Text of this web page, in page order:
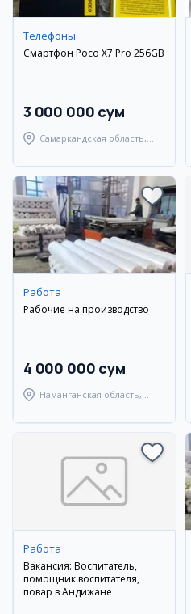
Телефоны
Смартфон Poco X7 Pro 256GB
3 000 000 сум
Самаркандская область,
Работа
Рабочие на производство
4 000 000 сум
Наманганская область,
Работа
Вакансия: Воспитатель,
помощник воспитателя,
повар в Андижане